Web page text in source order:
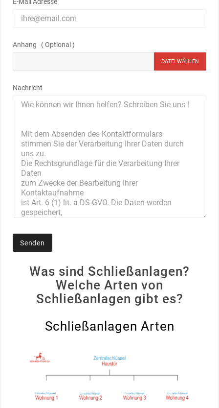
Anhang ( Optional )
DATEI WÄHLEN
Nachricht
Senden
Was sind Schließanlagen?
Welche Arten von
Schließanlagen gibt es?
Schließanlagen Arten